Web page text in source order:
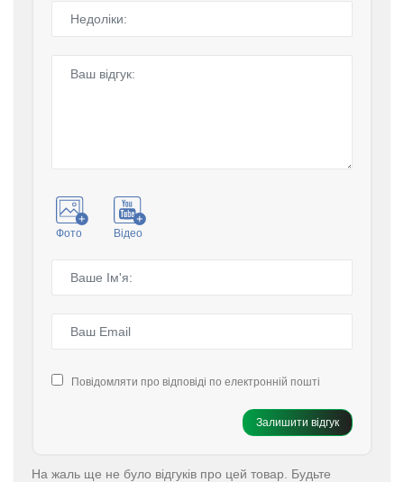
Фото Відео
Повідомляти про відповіді по електронній пошті
Залишити відгук
На жаль ще не було відгуків про цей товар. Будьте